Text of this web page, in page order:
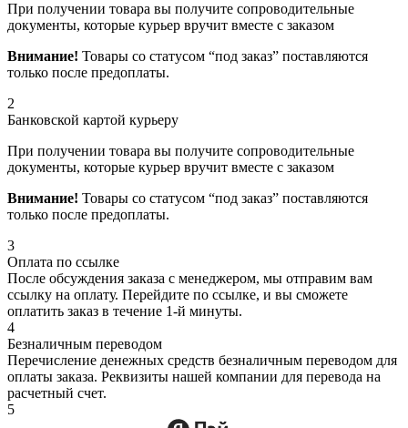
При получении товара вы получите сопроводительные
документы, которые курьер вручит вместе с заказом
Внимание! Товары со статусом “под заказ” поставляются
только после предоплаты.
2
Банковской картой курьеру
При получении товара вы получите сопроводительные
документы, которые курьер вручит вместе с заказом
Внимание! Товары со статусом “под заказ” поставляются
только после предоплаты.
3
Оплата по ссылке
После обсуждения заказа с менеджером, мы отправим вам
ссылку на оплату. Перейдите по ссылке, и вы сможете
оплатить заказ в течение 1-й минуты.
4
Безналичным переводом
Перечисление денежных средств безналичным переводом для
оплаты заказа. Реквизиты нашей компании для перевода на
расчетный счет.
5